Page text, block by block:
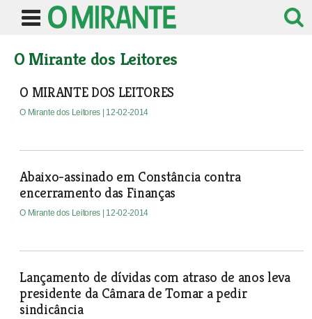
O Mirante dos Leitores
O MIRANTE DOS LEITORES
O Mirante dos Leitores | 12-02-2014
Abaixo-assinado em Constância contra
encerramento das Finanças
O Mirante dos Leitores | 12-02-2014
Lançamento de dívidas com atraso de anos leva
presidente da Câmara de Tomar a pedir
sindicância